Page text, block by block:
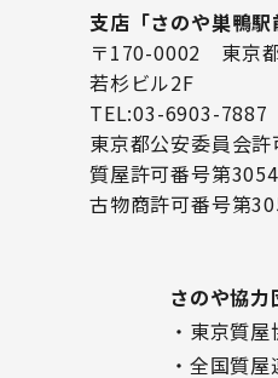
支店「さのや巣鴨駅
〒170-0002 東京
若杉ビル2F
TEL:03-6903-7887
東京都公安委員会許
質屋許可番号第
古物商許可番号第
さのや協
・東京質
・全国質